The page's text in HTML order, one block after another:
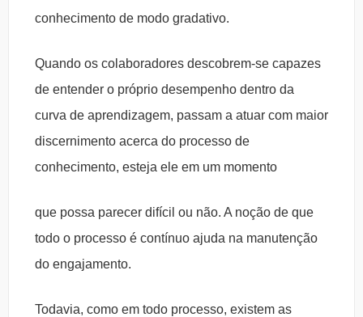
conhecimento de modo gradativo.
Quando os colaboradores descobrem-se capazes
de entender o próprio desempenho dentro da
curva de aprendizagem, passam a atuar com maior
discernimento acerca do processo de
conhecimento, esteja ele em um momento
que possa parecer difícil ou não. A noção de que
todo o processo é contínuo ajuda na manutenção
do engajamento.
Todavia, como em todo processo, existem as